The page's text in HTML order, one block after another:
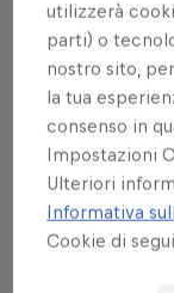
Costruito nel
Motomondiale
quello ora
uno dei circuiti
delle corse.
cui layout è
curve a
Premio di
utilizzerà
parti) o
nostro sito,
la tua
consenso in
Impostazioni
Ulteriori
Informativa
Cookie di